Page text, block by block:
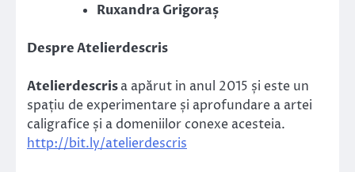
Ruxandra Grigoraș
Despre Atelierdescris
Atelierdescrisa apărut in anul 2015 și este un
spațiu de experimentare și aprofundare a artei
caligrafice și a domeniilor conexe acesteia.
http://bit.ly/atelierdescris